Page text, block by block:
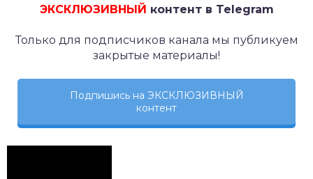
ЭКСКЛЮЗИВНЫЙ контент в Telegram
Только для подписчиков канала мы публикуем
закрытые материалы!
Подпишись на ЭКСКЛЮЗИВНЫЙ
контент